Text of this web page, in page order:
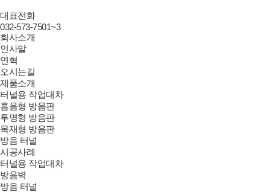
대표전화
032-573-7501~3
회사소개
인사말
연혁
오시는길
제품소개
터널용 작업대차
흡음형 방음판
투명형 방음판
목재형 방음판
방음 터널
시공사례
터널용 작업대차
방음벽
방음 터널